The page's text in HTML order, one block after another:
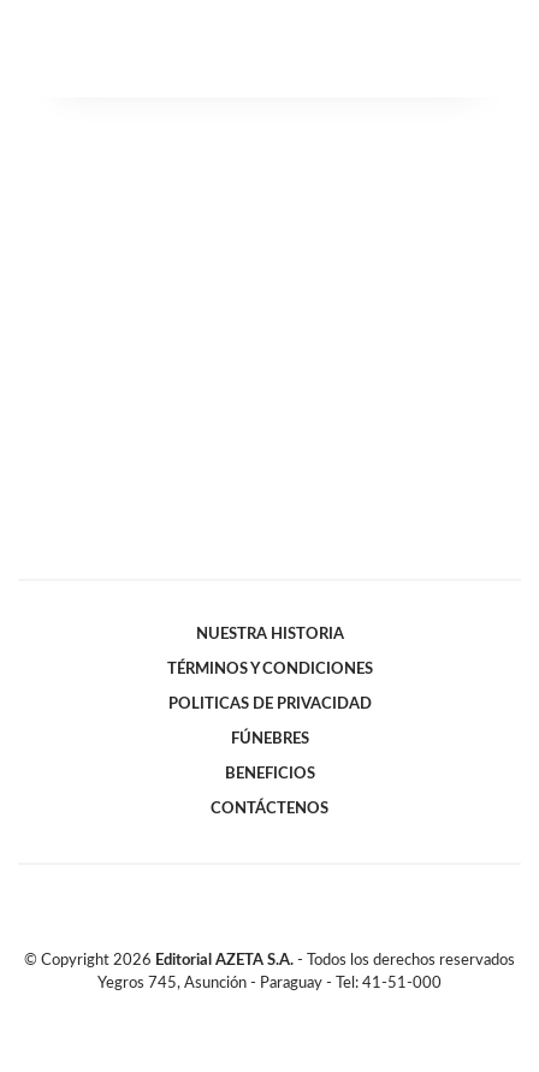
NUESTRA HISTORIA
TÉRMINOS Y CONDICIONES
POLITICAS DE PRIVACIDAD
FÚNEBRES
BENEFICIOS
CONTÁCTENOS
© Copyright 2026 Editorial AZETA S.A. - Todos los derechos reservados
Yegros 745, Asunción - Paraguay - Tel: 41-51-000